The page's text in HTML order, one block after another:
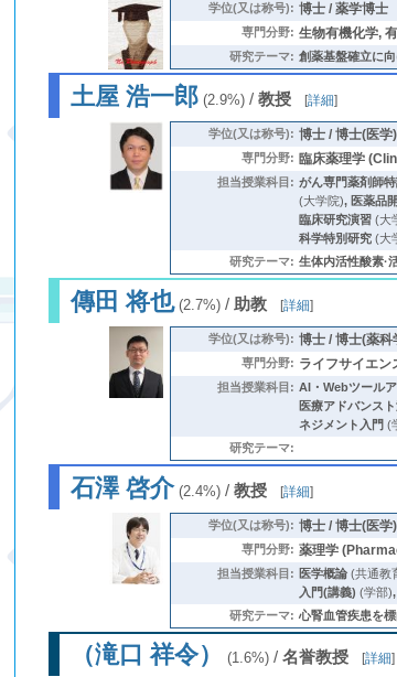
学位(又は称号): 博士 / 薬学博士
専門分野: 生物有機化学,
研究テーマ: 創薬基盤確立に
土屋 浩一郎 (2.9%) /教授 [詳細]
学位(又は称号): 博士 / 博士(医学)
専門分野: 臨床薬理学
担当授業科目: がん専門薬剤師
(大学院), 医薬品
臨床研究演習 (大
科学特別研究 (大
研究テーマ: 生体内活性酸素
傳田 将也(2.7%) / 助教 [詳細]
学位(又は称号): 博士 / 博士(薬科
専門分野: ライフサイエ
担当授業科目: AI・Webツール
医療アドバンス
ネジメント入門 (
研究テーマ:
石澤 啓介(2.4%) /教授 [詳細]
学位(又は称号): 博士 / 博士(医学)
専門分野: 薬理学
担当授業科目: 医学概論 (共通教
入門(講義) (学部)
研究テーマ: 心腎血管疾患を
（滝口 祥令） (1.6%) /名誉教授 [詳細]